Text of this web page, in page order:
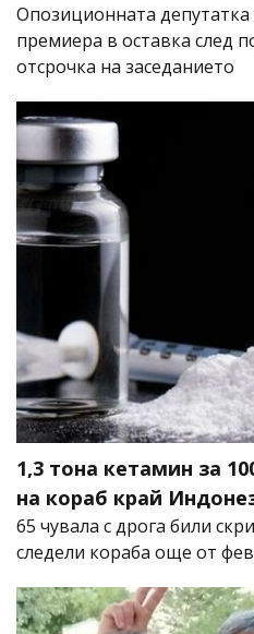
Опозиционната
премиера в оставка след
отсрочка на заседанието
1,3 тона кетамин за
на кораб край
65 чувала с дрога били
следели кораба още от